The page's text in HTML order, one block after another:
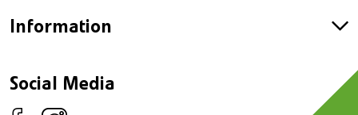
Information
Social Media